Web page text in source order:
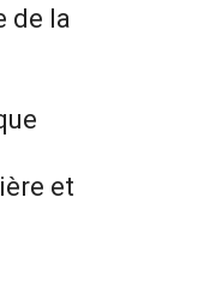
de la
et